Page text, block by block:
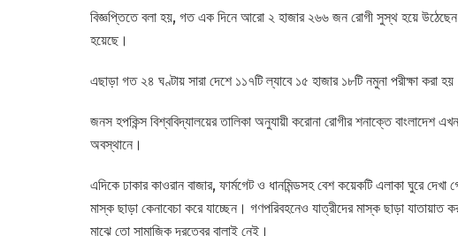
বিজ্ঞপ্তিতে বলা হয়, গত এক দিনে আরো ২ হাজার ২৬৬ জন রোগী সুস্থ হয়ে
হয়েছে।
এছাড়া গত ২৪ ঘণ্টায় সারা দেশে ১১৭টি ল্যাবে ১৫ হাজার ১৮টি নমুনা পরীক্ষা করা
জনস হপকিন্স বিশ্ববিদ্যালয়ের তালিকা অনুযায়ী করোনা রোগীর শনাক্তে
অবস্থানে।
এদিকে ঢাকার কাওরান বাজার, ফার্মগেট ও ধানমিন্ডসহ বেশ কয়েকটি এলাকা ঘুরে
মাস্ক ছাড়া কেনাবেচা করে যাচ্ছেন। গণপরিবহনেও যাত্রীদের মাস্ক ছাড়া
মাঝে তো সামাজিক দূরত্বের বালাই নেই।